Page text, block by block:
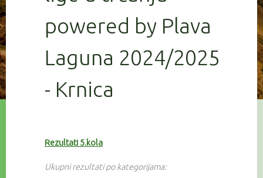
powered by Plava
Laguna 2024/2025
- Krnica
Rezultati 5.kola
Ukupni rezultati po kategorijama: